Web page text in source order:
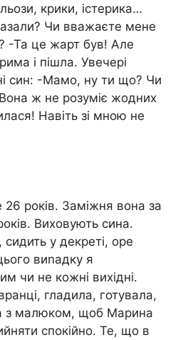
крики, істерика…
Чи вважаєте мене
-Та це жарт був! Але
і пішла. Увечері
син: -Мамо, ну ти що? Чи
ж не розуміє жодних
Навіть зі мною не
років. Заміжня вона за
Виховують сина.
у декреті, оре
виnадку я
чи не кожні вихідні.
гладила, готувала,
з малюком, щоб Марина
спокійно. Те, що в